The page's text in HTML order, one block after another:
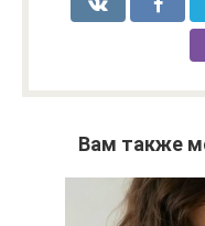
Вам также